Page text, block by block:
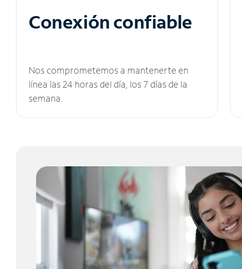
Conexión confiable
Nos comprometemos a mantenerte en
línea las 24 horas del día, los 7 días de la
semana.